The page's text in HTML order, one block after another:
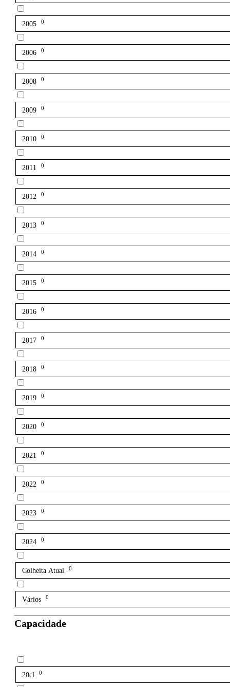
2005 0
2006 0
2008 0
2009 0
2010 0
2011 0
2012 0
2013 0
2014 0
2015 0
2016 0
2017 0
2018 0
2019 0
2020 0
2021 0
2022 0
2023 0
2024 0
Colheita Atual 0
Vários 0
Capacidade
20cl 0